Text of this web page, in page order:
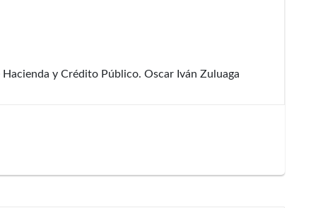
y Crédito Público. Oscar Iván Zuluaga